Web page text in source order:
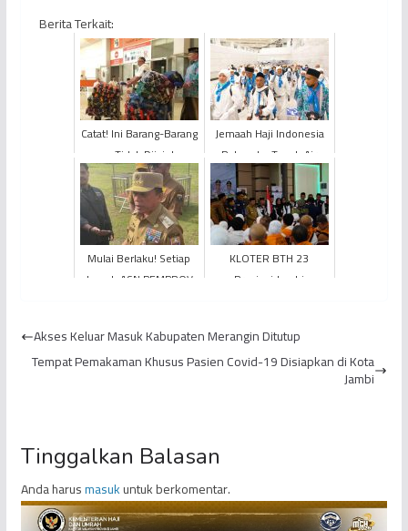
Berita Terkait:
Catat! Ini Barang-Barang
yang Tidak Diizinkan
Dibawa JCH
Jemaah Haji Indonesia
Pulang ke Tanah Air
Mulai 15 Juli 2022,
Jemaah Haji Jambi
Tungg...
Mulai Berlaku! Setiap
Jumat, ASN PEMPROV
KLOTER BTH 23
Provinsi Jambi
Akses Keluar Masuk Kabupaten Merangin Ditutup
Tempat Pemakaman Khusus Pasien Covid-19 Disiapkan di Kota
Jambi
Tinggalkan Balasan
Anda harusmasukuntuk berkomentar.